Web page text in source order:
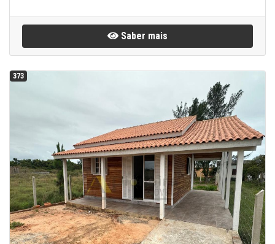
Saber mais
373